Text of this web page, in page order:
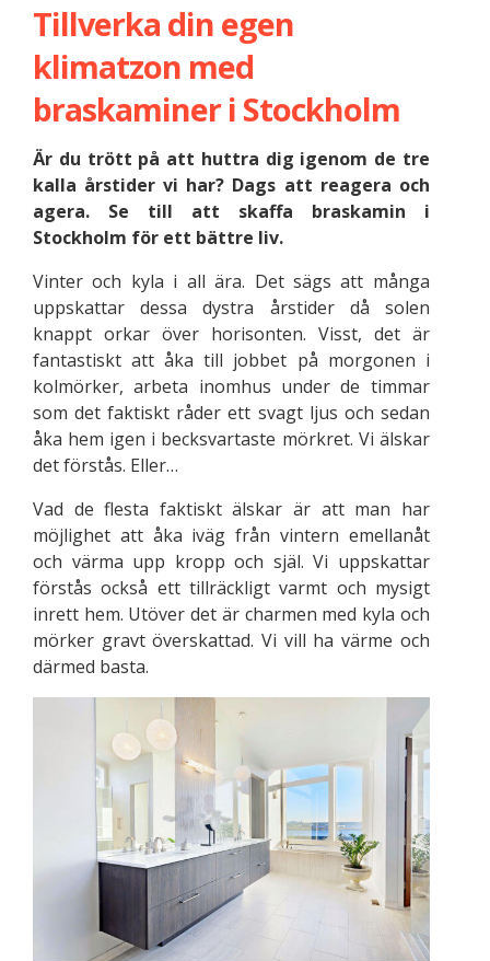
Tillverka din egen
klimatzon med
braskaminer i Stockholm
Är du trött på att huttra dig igenom de tre
kalla årstider vi har? Dags att reagera och
agera. Se till att skaffa braskamin i
Stockholm för ett bättre liv.
Vinter och kyla i all ära. Det sägs att många
uppskattar dessa dystra årstider då solen
knappt orkar över horisonten. Visst, det är
fantastiskt att åka till jobbet på morgonen i
kolmörker, arbeta inomhus under de timmar
som det faktiskt råder ett svagt ljus och sedan
åka hem igen i becksvartaste mörkret. Vi älskar
det förstås. Eller…
Vad de flesta faktiskt älskar är att man har
möjlighet att åka iväg från vintern emellanåt
och värma upp kropp och själ. Vi uppskattar
förstås också ett tillräckligt varmt och mysigt
inrett hem. Utöver det är charmen med kyla och
mörker gravt överskattad. Vi vill ha värme och
därmed basta.